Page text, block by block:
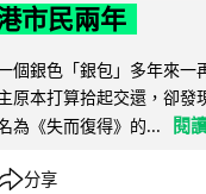
市民兩年
個銀色「銀包」多年來一
原本打算拾起交還，卻發
為《失而復得》的...
閱
分享